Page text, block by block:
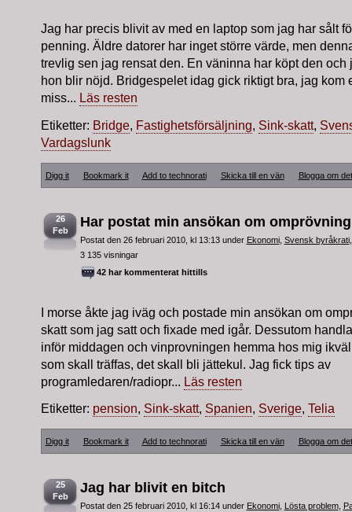
Jag har precis blivit av med en laptop som jag har sålt
penning. Äldre datorer har inget större värde, men
trevlig sen jag rensat den. En väninna har köpt den och
hon blir nöjd. Bridgespelet idag gick riktigt bra, jag kom
miss... Läs resten
Etiketter: Bridge, Fastighetsförsäljning Sink-skatt,
Vardagslunk
Digg it Bookmark it Add to technorati Skicka till en vän Blogga om det
26
Feb
Har postat min ansökan om omprövning
Postat den 26 februari 2010, kl 13:13 under Ekonomi, Svensk byråkrati
3 135 visningar
42 har kommenterat hittills
I morse åkte jag iväg och postade min ansökan om
skatt som jag satt och fixade med igår. Dessutom
inför middagen och vinprovningen hemma hos mig
som skall träffas, det skall bli jättekul. Jag fick tips av
programledaren/radiopr... Läs resten
Etiketter: pension, Sink-skatt, Spanien, Sverige, Telia
Digg it Bookmark it Add to technorati Skicka till en vän Blogga om det
25
Feb
Jag har blivit en bitch
Postat den 25 februari 2010, kl 16:14 under Ekonomi, Lösta problem,